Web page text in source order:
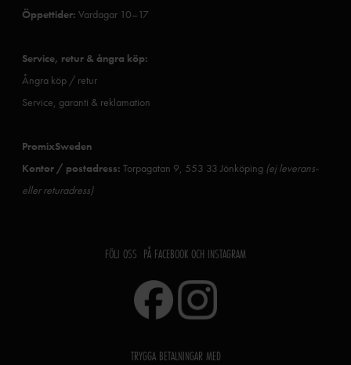
Öppettider: Vardagar 10–17
Service, retur & ångra köp:
Ångra köp / retur
Service, garanti & reklamation
PromixSweden
Kontor / postadress: Torpagatan 9, 553 33 Jönköping (ej leverans-
eller returadress)
FÖLJ OSS PÅ FACEBOOK OCH INSTAGRAM
TRYGGA BETALNINGAR MED